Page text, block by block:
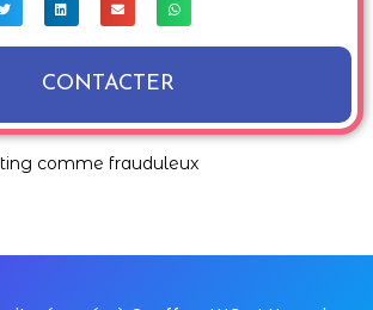
CONTACTER
comme frauduleux